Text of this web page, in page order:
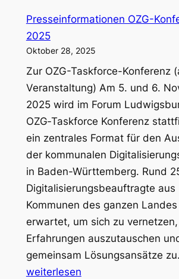
Presseinformationen OZG-
2025
Oktober 28, 2025
Zur OZG-Taskforce-Konferenz
Veranstaltung) Am 5. und 6.
2025 wird im Forum
OZG‑Taskforce Konferenz
ein zentrales Format für den
der kommunalen
in Baden-Württemberg. Rund
Digitalisierungsbeauftragte aus
Kommunen des ganzen
erwartet, um sich zu vernetzen,
Erfahrungen auszutauschen
gemeinsam Lösungsansätze
weiterlesen